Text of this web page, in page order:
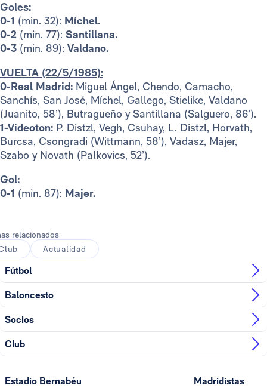
Goles:
0-1 (min. 32): Míchel.
0-2 (min. 77): Santillana.
0-3 (min. 89): Valdano.
VUELTA (22/5/1985):
0-Real Madrid: Miguel Ángel, Chendo, Camacho,
Sanchís, San José, Míchel, Gallego, Stielike, Valdano
(Juanito, 58’), Butragueño y Santillana (Salguero, 86’).
1-Videoton: P. Distzl, Vegh, Csuhay, L. Distzl, Horvath,
Burcsa, Csongradi (Wittmann, 58’), Vadasz, Majer,
Szabo y Novath (Palkovics, 52’).
Gol:
0-1 (min. 87): Majer.
relacionados
Actualidad
Fútbol
Baloncesto
Socios
Club
Estadio Bernabéu Madridistas